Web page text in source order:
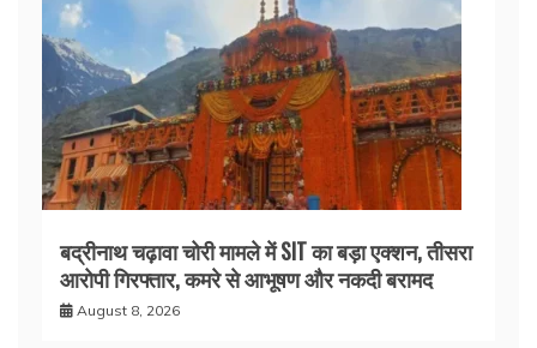
बद्रीनाथ चढ़ावा चोरी मामले में SIT का बड़ा एक्शन, तीसरा
आरोपी गिरफ्तार, कमरे से आभूषण और नकदी बरामद
August 8, 2026